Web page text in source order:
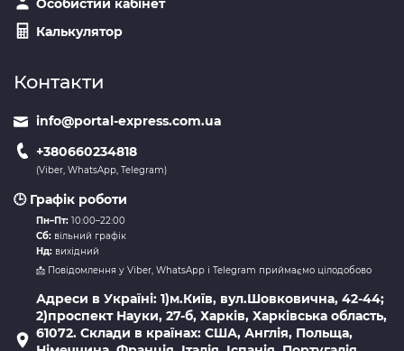
Особистий кабінет
Калькулятор
Контакти
info@portal-express.com.ua
+380660234818
(Viber, WhatsApp, Telegram)
🕒 Графік роботи
Пн–Пт: 10:00–22:00
Сб: вільний графік
Нд: вихідний
📩 Повідомлення у Viber, WhatsApp і Telegram приймаємо цілодобово
Адреси в Україні: 1)м.Київ, вул.Шовковична, 42-44;
2)проспект Науки, 27-б, Харків, Харківська область,
61072. Склади в країнах: США, Англія, Польща,